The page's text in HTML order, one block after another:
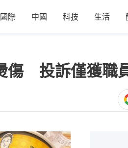
國際 中國 科技 生活
傷 投訴僅獲職